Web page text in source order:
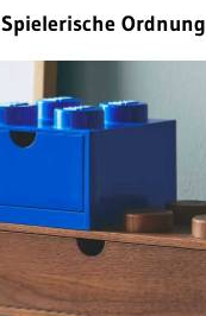
Spielerische Ordnung